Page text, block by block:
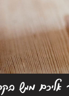
אליכם ממש